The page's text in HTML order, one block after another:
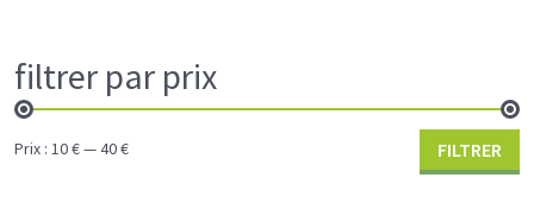
filtrer par prix
FILTRER
Prix : 10 €—40 €